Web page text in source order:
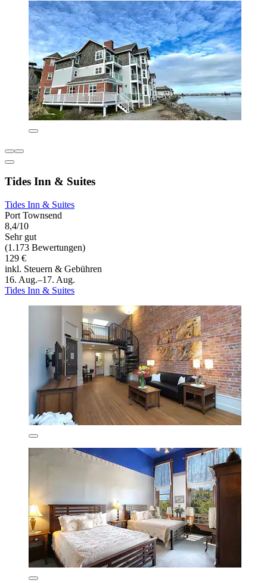
Tides Inn & Suites
Tides Inn & Suites
Port Townsend
8,4/10
Sehr gut
(1.173 Bewertungen)
129 €
inkl. Steuern & Gebühren
16. Aug.–17. Aug.
Tides Inn & Suites